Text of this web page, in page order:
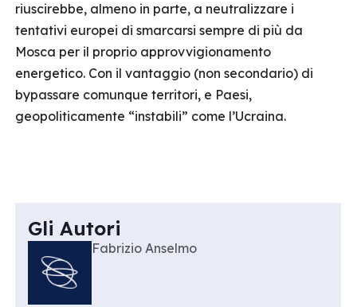
riuscirebbe, almeno in parte, a neutralizzare i
tentativi europei di smarcarsi sempre di più da
Mosca per il proprio approvvigionamento
energetico. Con il vantaggio (non secondario) di
bypassare comunque territori, e Paesi,
geopoliticamente “instabili” come l’Ucraina.
Gli Autori
Fabrizio Anselmo